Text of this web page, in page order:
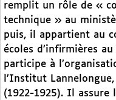
remplit un rôle de «
technique » au
puis, il appartient au
écoles d’infirmières
participe à
l’Institut
(1922-1925). Il assure